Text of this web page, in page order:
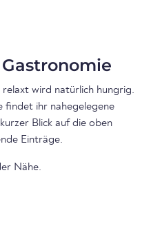
wird natürlich hungrig.
findet ihr nahegelegene
Blick auf die oben
Einträge.
Nähe.